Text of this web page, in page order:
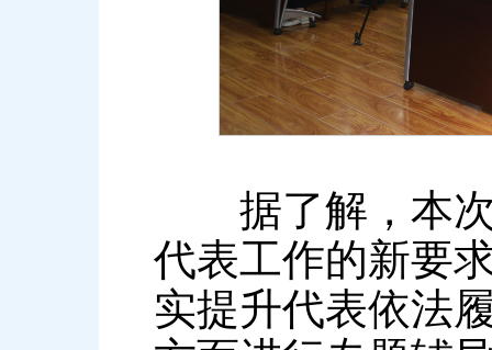
据了解，本次
代表工作的新要
实提升代表依法